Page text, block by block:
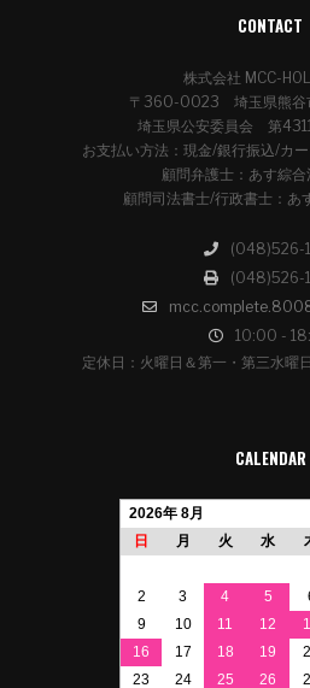
CONTACT
株式会社 MCC-
〒360-0023 埼玉県熊谷
埼玉県公安委員会 第
お支払い方法：現金/銀行振込/カ
顧問弁護士：あす綜
顧問司法書士/行政書士：あ
(048)526-
(048)526-
10:00 -
定休日：火曜日＆第一・第三水
CALENDAR
2026年 8月
日
月 火 水
2
3 4 5
9
10 11 12
16
17 18 19
23
24 25 26